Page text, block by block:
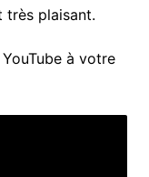
très plaisant.
à votre